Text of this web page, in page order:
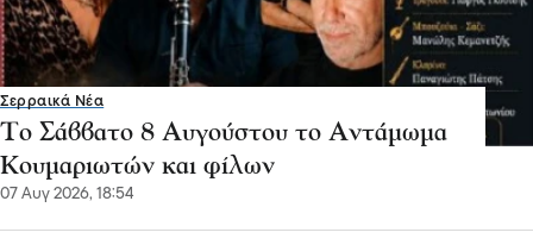
Σερραικά Νέα
Το Σάββατο 8 Αυγούστου το Αντάμωμα
Κουμαριωτών και φίλων
07 Αυγ 2026, 18:54